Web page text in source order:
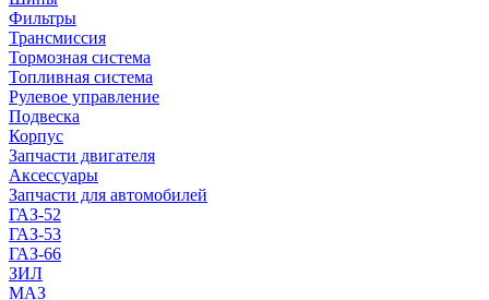
Фильтры
Трансмиссия
Тормозная система
Топливная система
Рулевое управление
Подвеска
Корпус
Запчасти двигателя
Аксессуары
Запчасти для автомобилей
ГАЗ-52
ГАЗ-53
ГАЗ-66
ЗИЛ
МАЗ